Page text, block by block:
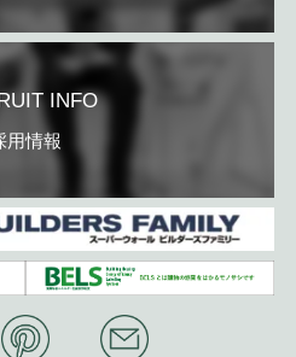
INFO
用情報